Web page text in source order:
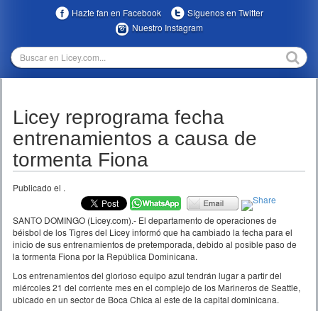
MULTIMEDIA
TEMPORADAS
Hazte fan en Facebook
Síguenos en Twitter
Nuestro Instagram
Licey reprograma fecha
entrenamientos a causa de
tormenta Fiona
Publicado el .
SANTO DOMINGO (Licey.com).- El departamento de operaciones de
béisbol de los Tigres del Licey informó que ha cambiado la fecha para el
inicio de sus entrenamientos de pretemporada, debido al posible paso de
la tormenta Fiona por la República Dominicana.
Los entrenamientos del glorioso equipo azul tendrán lugar a partir del
miércoles 21 del corriente mes en el complejo de los Marineros de Seattle,
ubicado en un sector de Boca Chica al este de la capital dominicana.